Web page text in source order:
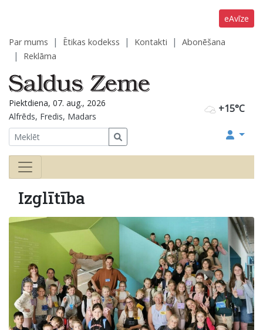
eAvīze
Par mums Ētikas kodekss Kontakti
Abonēšana
Reklāma
+15°C
Piektdiena, 07. aug., 2026
Alfrēds, Fredis, Madars
Izglītība